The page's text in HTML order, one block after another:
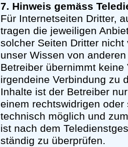
7. Hinweis gemäss
Für Internetseiten Dritter,
tragen die jeweiligen
solcher Seiten Dritter
unser Wissen von
Betreiber übernimmt
irgendeine Verbindung zu
Inhalte ist der Betreiber
einem rechtswidrigen
technisch möglich und
ist nach dem
ständig zu überprüfen.